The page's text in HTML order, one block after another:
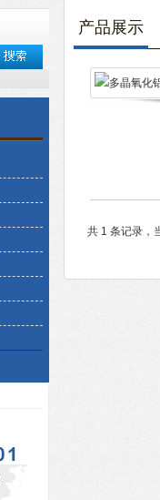
产品展示
共 1 条记录，